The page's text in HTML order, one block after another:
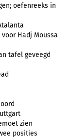
oefenreeks in
Hadj Moussa
tafel geveegd
zien
posities